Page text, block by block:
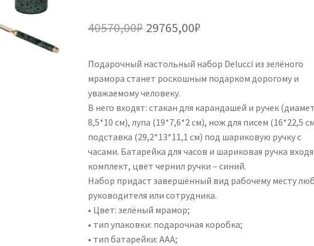
40570,00₽ Первоначальная
составляла
40570,00₽.
29765,00₽
29765,00₽.
Подарочный настольный набор Delucci из зелёного
мрамора станет роскошным подарком дорогому и
уважаемому человеку.
В него входят: стакан для карандашей и ручек
8,5*10 см), лупа (19*7,6*2 см), нож для писем (16*22,5
подставка (29,2*13*11,1 см) под шариковую ручку с
часами. Батарейка для часов и шариковая ручка
комплект, цвет чернил ручки – синий.
Набор придаст завершённый вид рабочему месту
руководителя или сотрудника.
• Цвет: зелёный мрамор;
• тип упаковки: подарочная коробка;
• тип батарейки: AAA;